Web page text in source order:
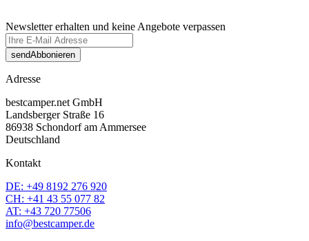
Newsletter erhalten und keine Angebote verpassen
sendAbbonieren
Adresse
bestcamper.net GmbH
Landsberger Straße 16
86938 Schondorf am Ammersee
Deutschland
Kontakt
DE: +49 8192 276 920
CH: +41 43 55 077 82
AT: +43 720 77506
info@bestcamper.de